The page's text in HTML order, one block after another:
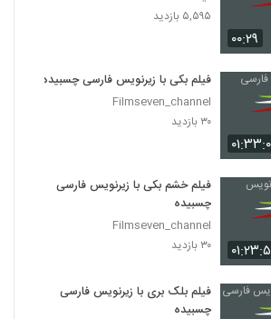
۰۰:۲۹
۵,۵۹۵ بازدید
فیلم بکی با زیرنویس فارسی چسبیده
Filmseven_channel
۳۰ بازدید
فیلم خشم بکی با زیرنویس فارسی
چسبیده
Filmseven_channel
۳۰ بازدید
فیلم بلک بری با زیرنویس فارسی
چسبیده